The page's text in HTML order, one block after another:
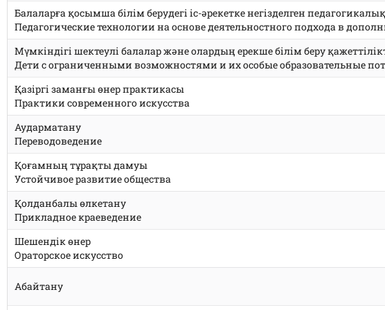
Балаларға қосымша білім берудегі іс-әрекетке негізделген
Педагогические технологии на основе деятельностного подхода в
Мүмкіндігі шектеулі балалар және олардың ерекше білім беру
Дети с ограниченными возможностями и их особые образовательные
Қазіргі заманғы өнер практикасы
Практики современного искусства
Аударматану
Переводоведение
Қоғамның тұрақты дамуы
Устойчивое развитие общества
Қолданбалы өлкетану
Прикладное краеведение
Шешендік өнер
Ораторское искусство
Абайтану